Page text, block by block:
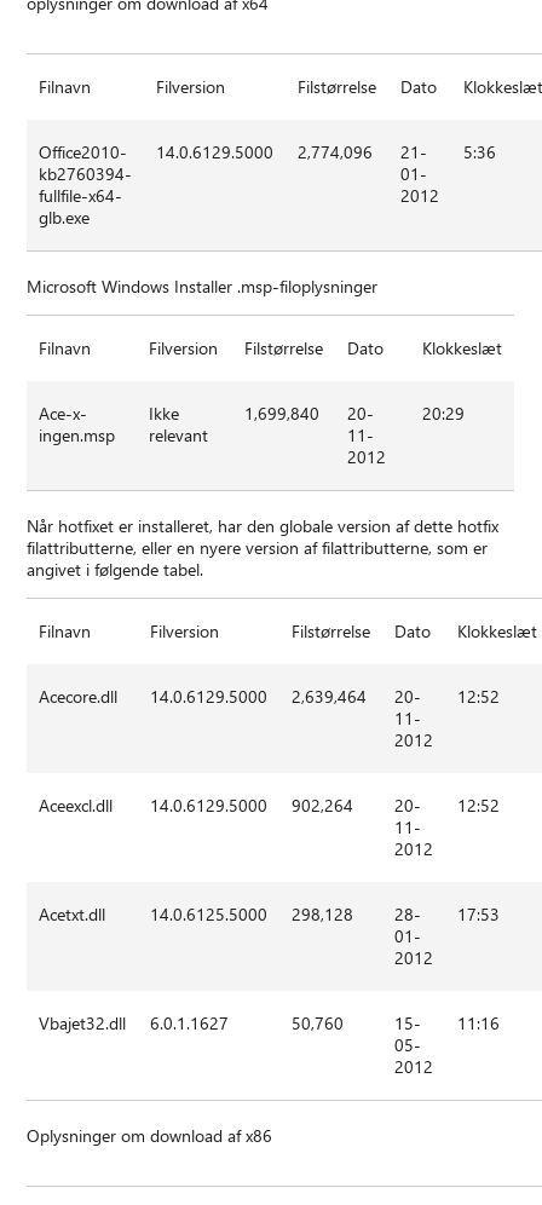
Filnavn Filversion Filstørrelse Dato
Office2010-
kb2760394-
fullfile-x64-
glb.exe
14.0.6129.5000 2,774,096
21-
01-
2012
5:36
Microsoft Windows Installer .msp-filoplysninger
Filnavn Filversion Filstørrelse Dato Klokkeslæt
Ace-x-
ingen.msp
Ikke
relevant
1,699,840
20-
11-
2012
20:29
Når hotfixet er installeret, har den globale version af dette hotfix
filattributterne, eller en nyere version af filattributterne, som er
angivet i følgende tabel.
Filnavn Filversion Filstørrelse Dato Klokkeslæt
Acecore.dll 14.0.6129.5000 2,639,464
20-
11-
2012
12:52
Aceexcl.dll 14.0.6129.5000 902,264
20-
11-
2012
12:52
Acetxt.dll 14.0.6125.5000 298,128
28-
01-
2012
17:53
Vbajet32.dll 6.0.1.1627 50,760
15-
05-
2012
11:16
Oplysninger om download af x86